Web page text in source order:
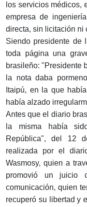
los servicios médicos,
empresa de
directa, sin licitación ni
Siendo presidente de
toda página una
brasileño: "Presidente
la nota daba
Itaipú, en la que
había alzado
Antes que el diario
la misma había
República", del 12
realizada por el
Wasmosy, quien a
promovió un juicio
comunicación, quien
recuperó su libertad y